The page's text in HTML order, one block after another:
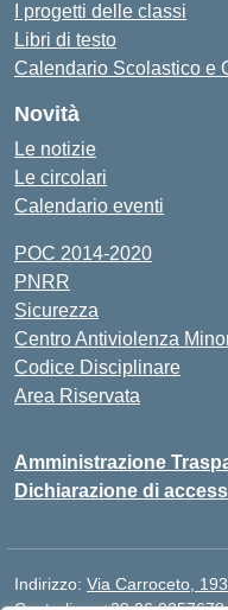
I progetti delle classi
Libri di testo
Calendario Scolastico e
Novità
Le notizie
Le circolari
Calendario eventi
POC 2014-2020
PNRR
Sicurezza
Centro Antiviolenza
Codice Disciplinare
Area Riservata
Amministrazione
Dichiarazione di
Indirizzo: Via Carroceto,